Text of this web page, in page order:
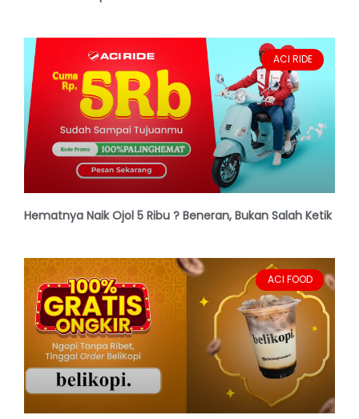
ACI RIDE
Hematnya Naik Ojol 5 Ribu ? Beneran, Bukan Salah Ketik
ACI FOOD